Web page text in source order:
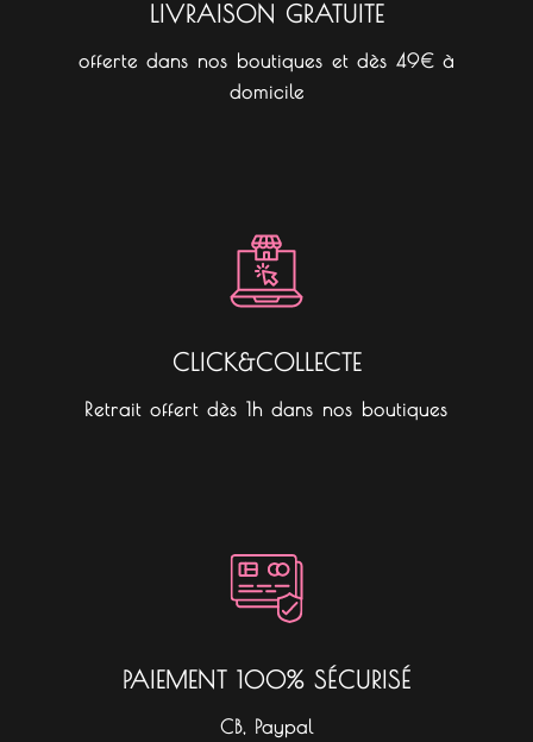
LIVRAISON GRATUITE
offerte dans nos boutiques et dès 49€ à
domicile
CLICK&COLLECTE
Retrait offert dès 1h dans nos boutiques
PAIEMENT 100% SÉCURISÉ
CB, Paypal